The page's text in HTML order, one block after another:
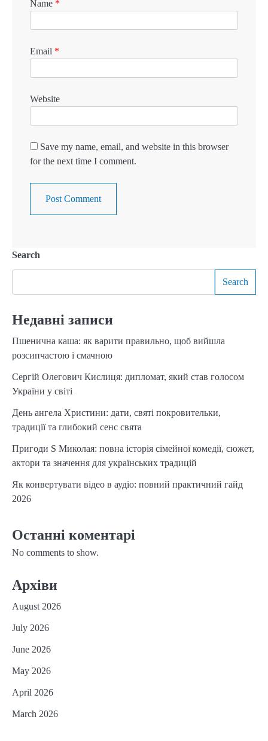
Name *
Email *
Website
Save my name, email, and website in this browser
for the next time I comment.
Search
Search
Недавні записи
Пшенична каша: як варити правильно, щоб вийшла
розсипчастою і смачною
Сергій Олегович Кислиця: дипломат, який став голосом
України у світі
День ангела Христини: дати, святі покровительки,
традиції та глибокий сенс свята
Пригоди S Миколая: повна історія сімейної комедії, сюжет,
актори та значення для українських традицій
Як конвертувати відео в аудіо: повний практичний гайд
2026
Останні коментарі
No comments to show.
Архіви
August 2026
July 2026
June 2026
May 2026
April 2026
March 2026